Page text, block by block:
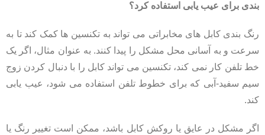
بندی برای عیب یابی استفاده کرد؟
رنگ بندی کابل های مخابراتی می تواند به تکنسین ها کمک کند تا به
سرعت و به آسانی محل مشکل را پیدا کنند. به عنوان مثال، اگر یک
خط تلفن کار نمی کند، تکنسین می تواند کابل را با دنبال کردن زوج
سیم سفید-آبی که برای خطوط تلفن استفاده می شود، عیب یابی
کند.
اگر مشکل در عایق یا روکش کابل باشد، ممکن است تغییر رنگ یا